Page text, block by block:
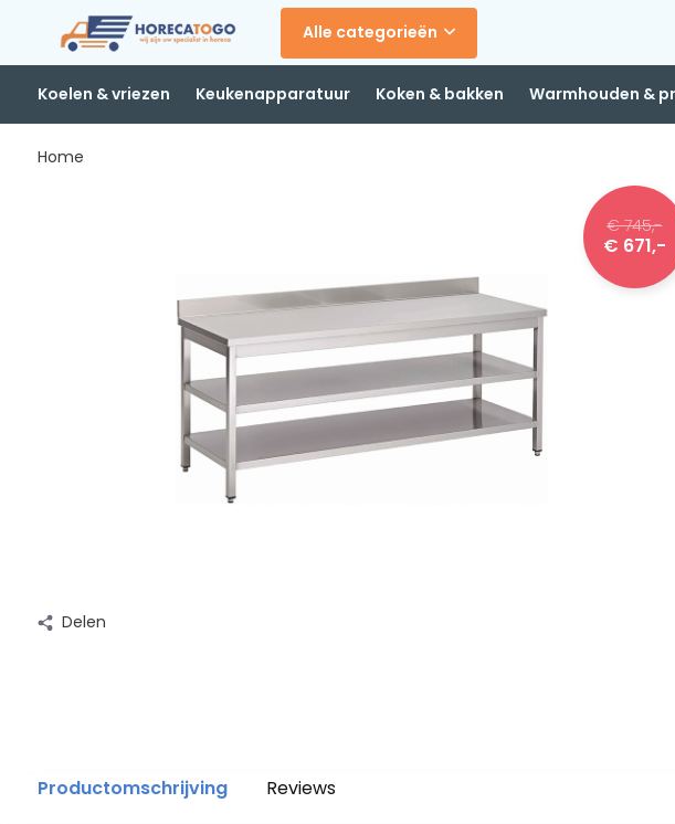
Alle categorieën
Koelen & vriezen Keukenapparatuur Koken & bakken Warmhouden &
Home
€ 745,-
€ 671,-
Delen
Productomschrijving Reviews